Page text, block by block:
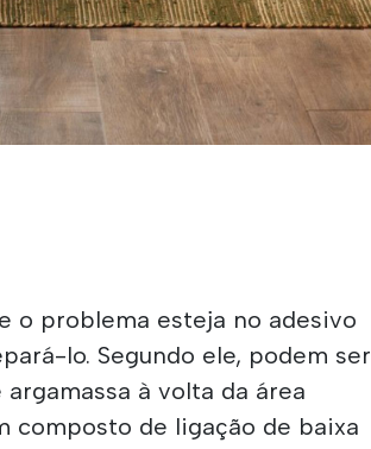
o problema esteja no adesivo
lo. Segundo ele, podem ser
à volta da área
composto de ligação de baixa